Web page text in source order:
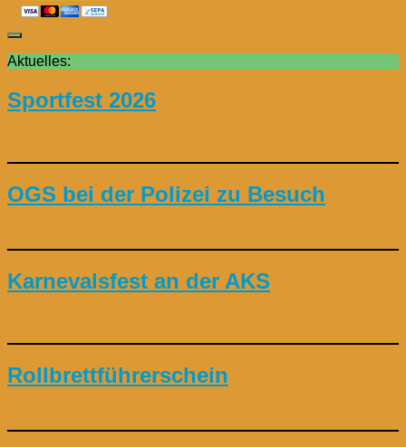
Aktuelles:
Sportfest 2026
OGS bei der Polizei zu Besuch
Karnevalsfest an der AKS
Rollbrettführerschein